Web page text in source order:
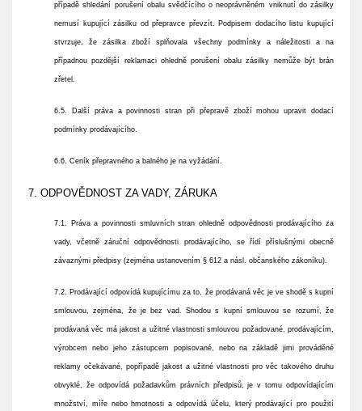
případě shledání porušení obalu svědčícího o neoprávněném vniknutí do zásilky
nemusí kupující zásilku od přepravce převzít. Podpisem dodacího listu kupující
stvrzuje, že zásilka zboží splňovala všechny podmínky a náležitosti a na
případnou pozdější reklamaci ohledně porušení obalu zásilky nemůže být brán
zřetel.
6.5. Další práva a povinnosti stran při přepravě zboží mohou upravit dodací
podmínky prodávajícího.
6.6. Ceník přepravného a balnéhoje na vyžádání.
7. ODPOVĚDNOST ZA VADY, ZÁRUKA
7.1. Práva a povinnosti smluvních stran ohledně odpovědnosti prodávajícího za
vady, včetně záruční odpovědnosti prodávajícího, se řídí příslušnými obecně
závaznými předpisy (zejména ustanovením § 612 a násl. občanského zákoníku).
7.2. Prodávající odpovídá kupujícímu za to, že prodávaná věc je ve shodě s kupní
smlouvou, zejména, že je bez vad. Shodou s kupní smlouvou se rozumí, že
prodávaná věc má jakost a užitné vlastnosti smlouvou požadované, prodávajícím,
výrobcem nebo jeho zástupcem popisované, nebo na základě jimi prováděné
reklamy očekávané, popřípadě jakost a užitné vlastnosti pro věc takového druhu
obvyklé, že odpovídá požadavkům právních předpisů, je v tomu odpovídajícím
množství, míře nebo hmotnosti a odpovídá účelu, který prodávající pro použití